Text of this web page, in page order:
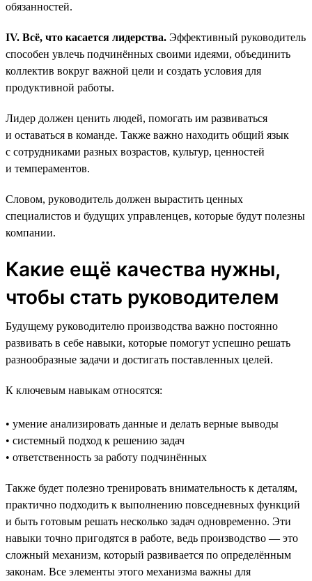
обязанностей.
IV. Всё, что касается лидерства. Эффективный руководитель
способен увлечь подчинённых своими идеями, объединить
коллектив вокруг важной цели и создать условия для
продуктивной работы.
Лидер должен ценить людей, помогать им развиваться
и оставаться в команде. Также важно находить общий язык
с сотрудниками разных возрастов, культур, ценностей
и темпераментов.
Словом, руководитель должен вырастить ценных
специалистов и будущих управленцев, которые будут полезны
компании.
Какие ещё качества нужны,
чтобы стать руководителем
Будущему руководителю производства важно постоянно
развивать в себе навыки, которые помогут успешно решать
разнообразные задачи и достигать поставленных целей.
К ключевым навыкам относятся:
• умение анализировать данные и делать верные выводы
• системный подход к решению задач
• ответственность за работу подчинённых
Также будет полезно тренировать внимательность к деталям,
практично подходить к выполнению повседневных функций
и быть готовым решать несколько задач одновременно. Эти
навыки точно пригодятся в работе, ведь производство — это
сложный механизм, который развивается по определённым
законам. Все элементы этого механизма важны для